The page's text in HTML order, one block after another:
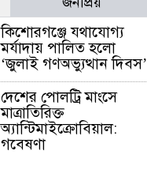
কিশোরগঞ্জে যথাযোগ্য
মর্যাদায় পালিত হলো
‘জুলাই গণঅভ্যুত্থান দিবস’
দেশের পোলট্রি মাংসে
মাত্রাতিরিক্ত
অ্যান্টিমাইক্রোবিয়াল:
গবেষণা